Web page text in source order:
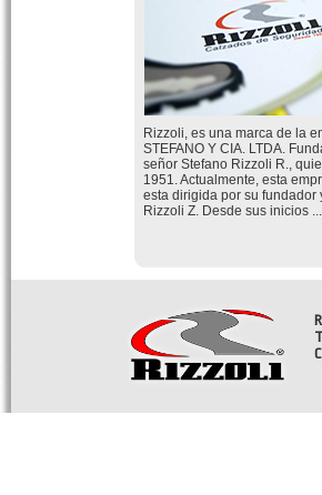
Rizzoli, es una marca de la
STEFANO Y CIA. LTDA.
señor Stefano Rizzoli R.,
1951. Actualmente, esta
esta dirigida por su fundador
Rizzoli Z. Desde sus inicios